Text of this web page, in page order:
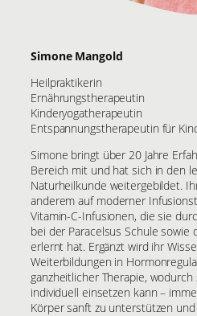
Simone Mangold
Heilpraktikerin
Ernährungstherapeutin
Kinderyogatherapeutin
Entspannungstherapeutin für
Simone bringt über 20 Jahre
Bereich mit und hat sich in den
Naturheilkunde weitergebildet.
anderem auf moderner
Vitamin-C-Infusionen, die sie
bei der Paracelsus Schule sowie
erlernt hat. Ergänzt wird ihr
Weiterbildungen in
ganzheitlicher Therapie,
individuell einsetzen kann –
Körper sanft zu unterstützen